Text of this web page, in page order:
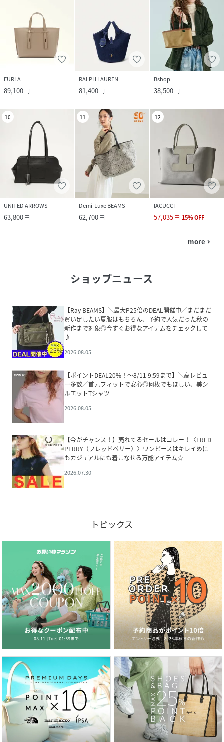
FURLA
89,100円
RALPH LAUREN
81,400円
Bshop
38,500円
10
UNITED ARROWS
63,800円
11
Demi-Luxe BEAMS
62,700円
12
IACUCCI
57,035円 15%OFF
more navigate_next
ショップニュース
【Ray BEAMS】＼最大P25倍のDEAL開催中／まだまだ
買い足したい夏服はもちろん、予約で人気だった秋の
新作まで対象◎今すぐお得なアイテムをチェックして
♪
2026.08.05
【ポイントDEAL20%！～8/11 9:59まで】＼高レビュ
ー多数／首元フィットで安心◎何枚でもほしい、美シ
ルエットTシャツ
2026.08.05
【今がチャンス！】売れてるセールはコレー！〈FRED
PERRY（フレッドペリー）〉ワンピースはキレイめに
もカジュアルにも着こなせる万能アイテム☆
2026.07.30
トピックス